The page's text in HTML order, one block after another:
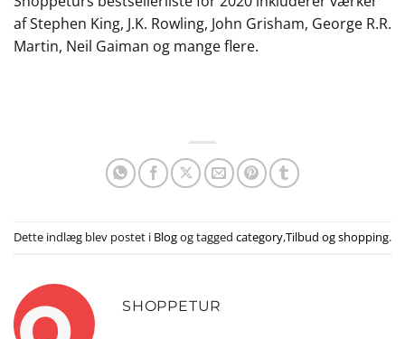
af Stephen King, J.K. Rowling, John Grisham, George R.R.
Martin, Neil Gaiman og mange flere.
Dette indlæg blev postet i Blogog tagged category,Tilbud og shopping.
SHOPPETUR